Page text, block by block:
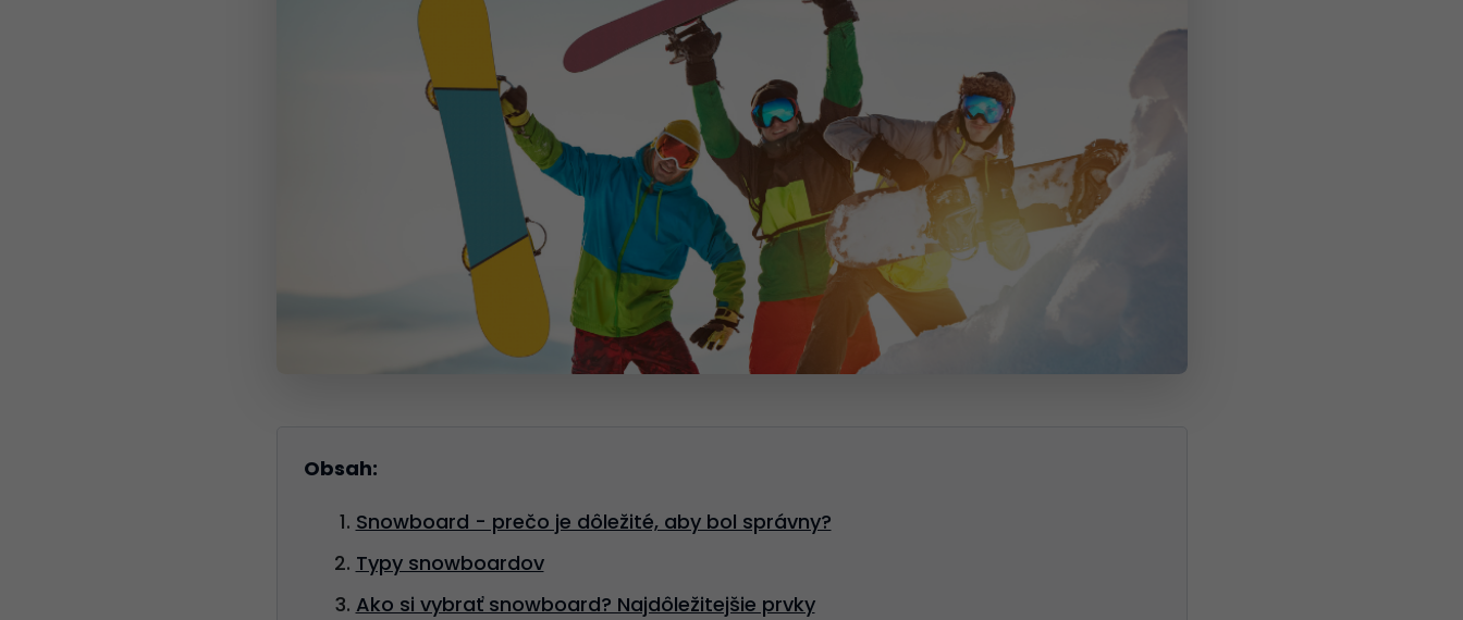
Obsah:
Snowboard - prečo je dôležité, aby bol správny?
Typy snowboardov
Ako si vybrať snowboard? Najdôležitejšie prvky